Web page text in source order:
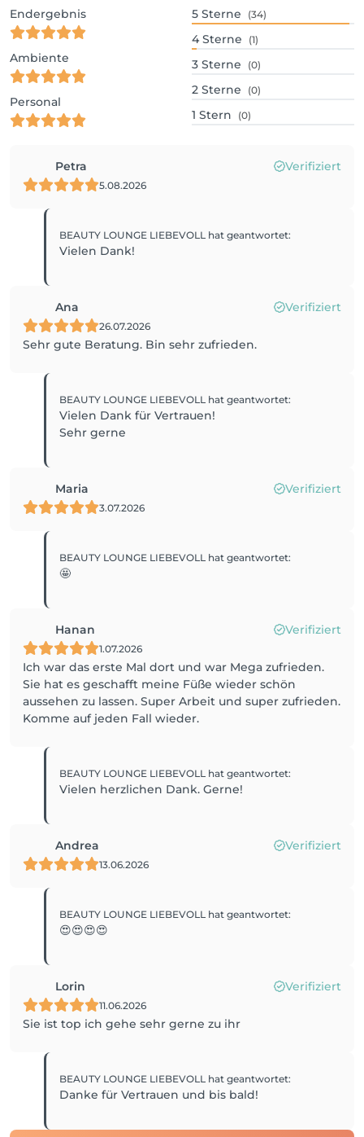
Endergebnis
Ambiente
Personal
5 Sterne (34)
4 Sterne (1)
3 Sterne (0)
2 Sterne (0)
1 Stern (0)
Petra Verifiziert
5.08.2026
BEAUTY LOUNGE LIEBEVOLL hat geantwortet:
Vielen Dank!
Ana Verifiziert
26.07.2026
Sehr gute Beratung. Bin sehr zufrieden.
BEAUTY LOUNGE LIEBEVOLL hat geantwortet:
Vielen Dank für Vertrauen!
Sehr gerne
Maria Verifiziert
3.07.2026
BEAUTY LOUNGE LIEBEVOLL hat geantwortet:
🤩
Hanan Verifiziert
1.07.2026
Ich war das erste Mal dort und war Mega zufrieden.
Sie hat es geschafft meine Füße wieder schön
aussehen zu lassen. Super Arbeit und super zufrieden.
Komme auf jeden Fall wieder.
BEAUTY LOUNGE LIEBEVOLL hat geantwortet:
Vielen herzlichen Dank. Gerne!
Andrea Verifiziert
13.06.2026
BEAUTY LOUNGE LIEBEVOLL hat geantwortet:
😍😍😍😍
Lorin Verifiziert
11.06.2026
Sie ist top ich gehe sehr gerne zu ihr
BEAUTY LOUNGE LIEBEVOLL hat geantwortet:
Danke für Vertrauen und bis bald!